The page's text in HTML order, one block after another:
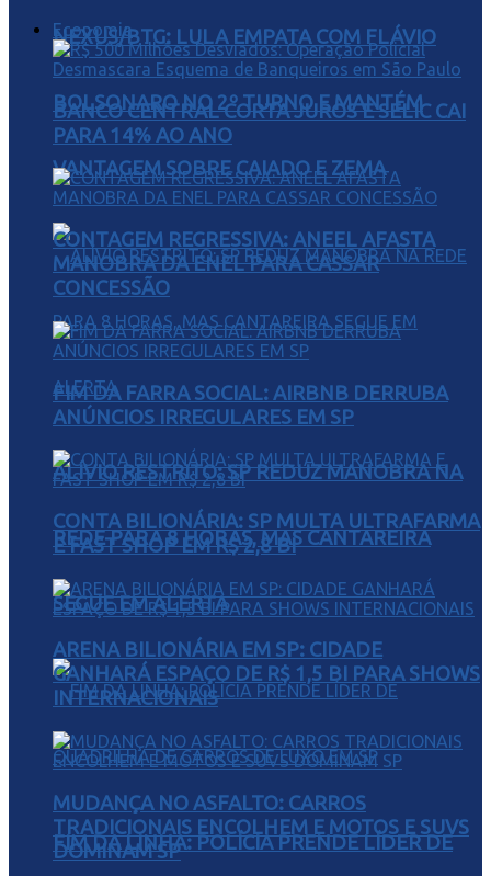
NEXUS/BTG: LULA EMPATA COM FLÁVIO
BOLSONARO NO 2º TURNO E MANTÉM
VANTAGEM SOBRE CAIADO E ZEMA
ALÍVIO RESTRITO: SP REDUZ MANOBRA NA
REDE PARA 8 HORAS, MAS CANTAREIRA
SEGUE EM ALERTA
FIM DA LINHA: POLÍCIA PRENDE LÍDER DE
Economia
BANCO CENTRAL CORTA JUROS E SELIC CAI
PARA 14% AO ANO
CONTAGEM REGRESSIVA: ANEEL AFASTA
MANOBRA DA ENEL PARA CASSAR
CONCESSÃO
FIM DA FARRA SOCIAL: AIRBNB DERRUBA
ANÚNCIOS IRREGULARES EM SP
CONTA BILIONÁRIA: SP MULTA ULTRAFARMA
E FAST SHOP EM R$ 2,8 BI
ARENA BILIONÁRIA EM SP: CIDADE
GANHARÁ ESPAÇO DE R$ 1,5 BI PARA SHOWS
INTERNACIONAIS
MUDANÇA NO ASFALTO: CARROS
TRADICIONAIS ENCOLHEM E MOTOS E SUVS
DOMINAM SP